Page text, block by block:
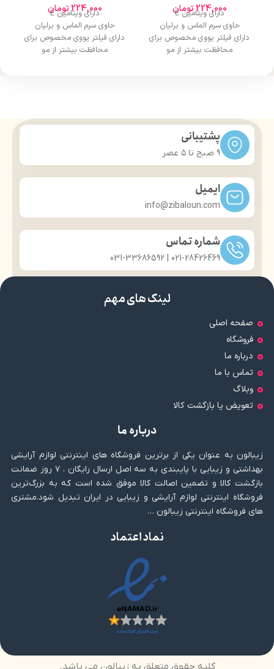
224,000تومان
دارای ویتامین E
حاوی سرم الماس و برلیان
دارای فیلتر یووی مخصوص برای
محافظت بیشتر از مو
224,000تومان
دارای ویتامین E
حاوی سرم الماس و برلیان
دارای فیلتر یووی مخصوص برای
محافظت بیشتر از مو
پشتیبانی
9 صبح تا ۵ عصر
ایمیل
info@zibaloun.com
شماره تماس
021-28426469 | 031-33686592
لینک های مهم
صفحه اصلی
فروشگاه
درباره ما
تماس با ما
وبلاگ
تعویض یا بازگشت کالا
درباره ما
زیبالون به عنوان یکی از برترین فروشگاه های اینترنتی لوازم آرایشی
بهداشتی و زیبایی با پایبندی به سه اصل ارسال رایگان ، ۷ روز ضمانت
بازگشت کالا و تضمین اصالت کالا موفق شده است که به بزرگ‌ترین
فروشگاه اینترنتی لوازم آرایشی و زیبایی در ایران تبدیل شود.مشتری
های فروشگاه اینترنتی زیبالون …
نماد اعتماد